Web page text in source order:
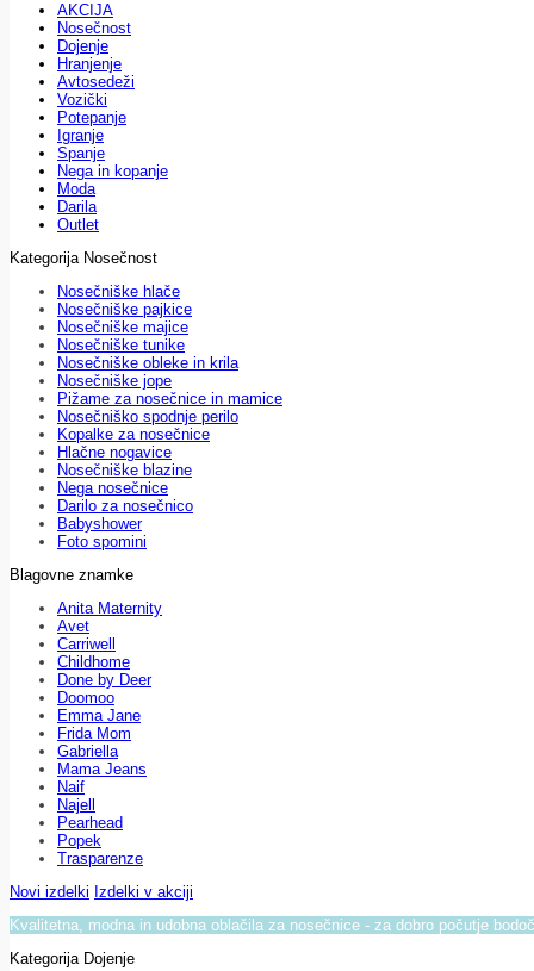
AKCIJA
Nosečnost
Dojenje
Hranjenje
Avtosedeži
Vozički
Potepanje
Igranje
Spanje
Nega in kopanje
Moda
Darila
Outlet
Kategorija Nosečnost
Nosečniške hlače
Nosečniške pajkice
Nosečniške majice
Nosečniške tunike
Nosečniške obleke in krila
Nosečniške jope
Pižame za nosečnice in mamice
Nosečniško spodnje perilo
Kopalke za nosečnice
Hlačne nogavice
Nosečniške blazine
Nega nosečnice
Darilo za nosečnico
Babyshower
Foto spomini
Blagovne znamke
Anita Maternity
Avet
Carriwell
Childhome
Done by Deer
Doomoo
Emma Jane
Frida Mom
Gabriella
Mama Jeans
Naif
Najell
Pearhead
Popek
Trasparenze
Novi izdelki Izdelki v akciji
Kvalitetna, modna in udobna oblačila za nosečnice - za dobro počutje
Kategorija Dojenje